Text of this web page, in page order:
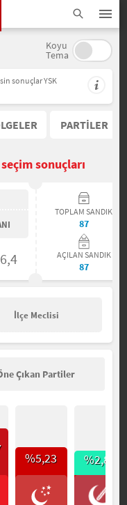
Koyu
Tema
sonuçlar YSK
PARTİLER
sonuçları
TOPLAM SANDIK
87
AÇILAN SANDIK
87
İlçe Meclisi
Çıkan Partiler
%5,23 %2,82